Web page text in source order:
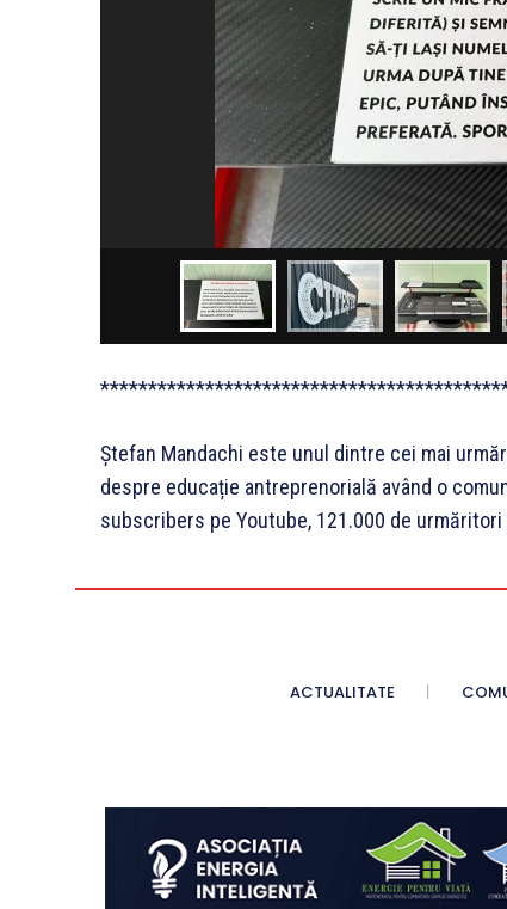
Ștefan Mandachi este unul dintre cei mai
despre educație antreprenorială având o
subscribers pe Youtube, 121.000 de
ACTUALITATE